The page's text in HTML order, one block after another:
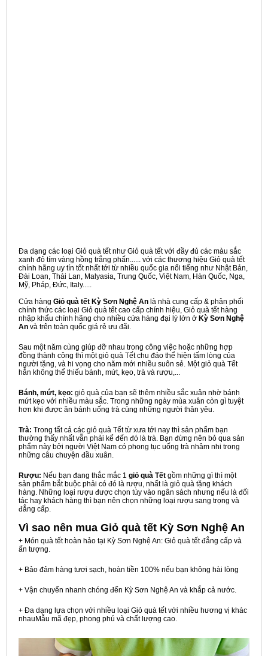
Đa dạng các loại Giỏ quà tết như Giỏ quà tết với đầy đủ các màu sắc
xanh đỏ tím vàng hồng trắng phấn...... với các thương hiệu Giỏ quà tết
chính hãng uy tín tốt nhất tới từ nhiều quốc gia nổi tiếng như Nhật Bản,
Đài Loan, Thái Lan, Malyasia, Trung Quốc, Việt Nam, Hàn Quốc, Nga,
Mỹ, Pháp, Đức, Italy.....
Cửa hàng Giỏ quà tết Kỳ Sơn Nghệ An là nhà cung cấp & phân phối
chính thức các loại Giỏ quà tết cao cấp chính hiệu, Giỏ quà tết hàng
nhập khẩu chính hãng cho nhiều cửa hàng đại lý lớn ở Kỳ Sơn Nghệ
An và trên toàn quốc giá rẻ ưu đãi.
Sau một năm cùng giúp đỡ nhau trong công việc hoặc những hợp
đồng thành công thì một giỏ quà Tết chu đáo thể hiện tấm lòng của
người tặng, và hi vọng cho năm mới nhiều suôn sẻ. Một giỏ quà Tết
hẳn không thể thiếu bánh, mứt, kẹo, trà và rượu,...
Bánh, mứt, kẹo: giỏ quà của bạn sẽ thêm nhiều sắc xuân nhờ bánh
mứt kẹo với nhiều màu sắc. Trong những ngày mùa xuân còn gì tuyệt
hơn khi được ăn bánh uống trà cùng những người thân yêu.
Trà: Trong tất cả các giỏ quà Tết từ xưa tới nay thì sản phẩm bạn
thường thấy nhất vẫn phải kể đến đó là trà. Bạn đừng nên bỏ qua sản
phẩm này bởi người Việt Nam có phong tục uống trà nhâm nhi trong
những câu chuyện đầu xuân.
Rượu: Nếu bạn đang thắc mắc 1 giỏ quà Tết gồm những gì thì một
sản phẩm bắt buộc phải có đó là rượu, nhất là giỏ quà tặng khách
hàng. Những loại rượu được chọn tùy vào ngân sách nhưng nếu là đối
tác hay khách hàng thì bạn nên chọn những loại rượu sang trọng và
đẳng cấp.
Vì sao nên mua Giỏ quà tết Kỳ Sơn Nghệ An
+ Món quà tết hoàn hảo tại Kỳ Sơn Nghệ An: Giỏ quà tết đẳng cấp và
ấn tượng.
+ Bảo đảm hàng tươi sạch, hoàn tiền 100% nếu bạn không hài lòng
+ Vận chuyển nhanh chóng đến Kỳ Sơn Nghệ An và khắp cả nước.
+ Đa dạng lựa chọn với nhiều loại Giỏ quà tết với nhiều hương vị khác
nhauMẫu mã đẹp, phong phú và chất lượng cao.